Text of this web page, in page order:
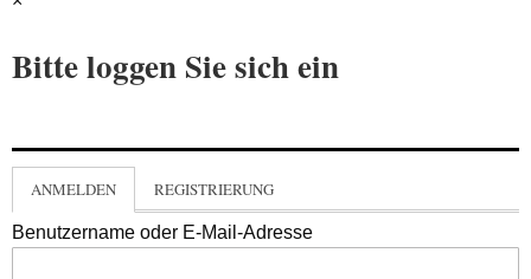
Bitte loggen Sie sich ein
ANMELDEN REGISTRIERUNG
Benutzername oder E-Mail-Adresse